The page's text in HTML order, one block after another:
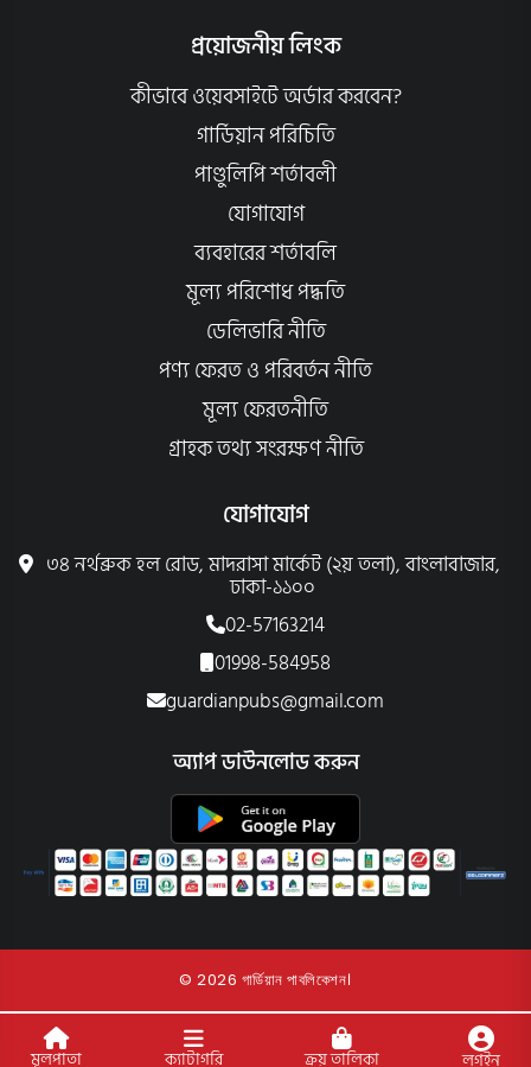
মূলপাতা ক্যাটাগরি ক্রয় তালিকা লগইন
প্রয়োজনীয় লিংক
কীভাবে ওয়েবসাইটে অর্ডার করবেন?
গার্ডিয়ান পরিচিতি
পাণ্ডুলিপি শর্তাবলী
যোগাযোগ
ব্যবহারের শর্তাবলি
মূল্য পরিশোধ পদ্ধতি
ডেলিভারি নীতি
পণ্য ফেরত ও পরিবর্তন নীতি
মূল্য ফেরতনীতি
গ্রাহক তথ্য সংরক্ষণ নীতি
যোগাযোগ
৩৪ নর্থব্রুক হল রোড, মাদরাসা মার্কেট (২য় তলা), বাংলাবাজার,
ঢাকা-১১০০
02-57163214
01998-584958
guardianpubs@gmail.com
অ্যাপ ডাউনলোড করুন
© 2026 গার্ডিয়ান পাবলিকেশন।